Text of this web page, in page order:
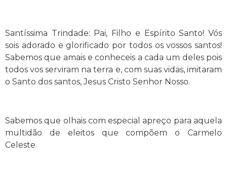
Santíssima Trindade: Pai, Filho e Espírito Santo! Vós
sois adorado e glorificado por todos os vossos santos!
Sabemos que amais e conheceis a cada um deles pois
todos vos serviram na terra e, com suas vidas, imitaram
o Santo dos santos, Jesus Cristo Senhor Nosso.
Sabemos que olhais com especial apreço para aquela
multidão de eleitos que compõem o Carmelo
Celeste.